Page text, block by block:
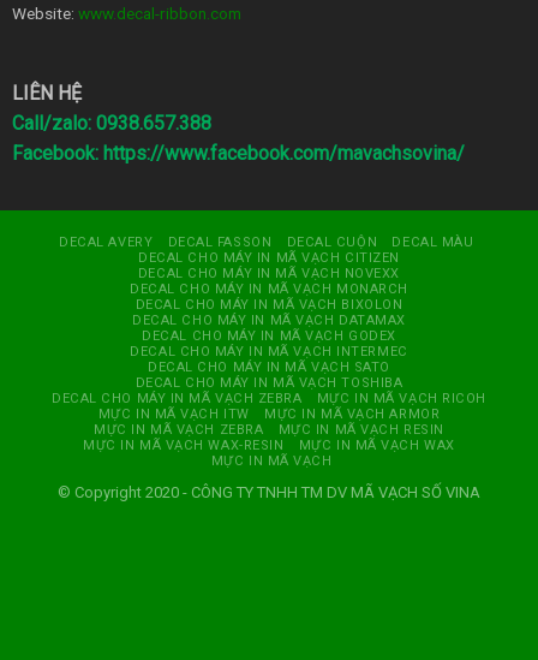
Website: www.decal-ribbon.com
LIÊN HỆ
Call/zalo: 0938.657.388
Facebook: https://www.facebook.com/mavachsovina/
DECAL AVERY DECAL FASSON DECAL CUỘN
DECAL MÀU
DECAL CHO MÁY IN MÃ VẠCH CITIZEN
DECAL CHO MÁY IN MÃ VẠCH NOVEXX
DECAL CHO MÁY IN MÃ VẠCH MONARCH
DECAL CHO MÁY IN MÃ VẠCH BIXOLON
DECAL CHO MÁY IN MÃ VẠCH DATAMAX
DECAL CHO MÁY IN MÃ VẠCH GODEX
DECAL CHO MÁY IN MÃ VẠCH INTERMEC
DECAL CHO MÁY IN MÃ VẠCH SATO
DECAL CHO MÁY IN MÃ VẠCH TOSHIBA
DECAL CHO MÁY IN MÃ VẠCH ZEBRA
MỰC IN MÃ VẠCH RICOH
MỰC IN MÃ VẠCH ITW
MỰC IN MÃ VẠCH ARMOR
MỰC IN MÃ VẠCH ZEBRA
MỰC IN MÃ VẠCH RESIN
MỰC IN MÃ VẠCH WAX-RESIN
MỰC IN MÃ VẠCH WAX
MỰC IN MÃ VẠCH
© Copyright 2020 - CÔNG TY TNHH TM DV MÃ VẠCH SỐ VINA